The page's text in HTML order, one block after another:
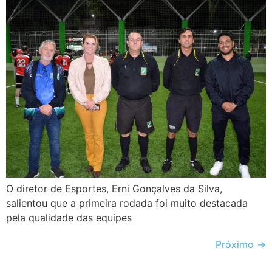
O diretor de Esportes, Erni Gonçalves da Silva,
salientou que a primeira rodada foi muito destacada
pela qualidade das equipes
Próximo →